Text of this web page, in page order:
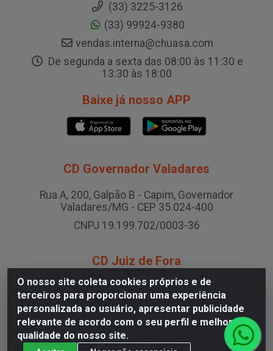
O nosso site coleta cookies próprios e de
terceiros para proporcionar uma experiência
personalizada ao usuário, apresentar publicidade
relevante de acordo com o seu perfil e melhorar a
qualidade do nosso site.
(33) 3225-3126
(33) 99924-9380
vendas.interna@chuasa.com
De segunda a sexta das 08:00 às 11:30 e
13:30 às 18:00
Baixe já nosso APP
CD Governador Valadares
Rua A, 200, Galpão B - Capim, Governador
Valadares/MG - CEP 35.024-400
CNPJ 19.199.702/0003-36
CD Juiz de Fora
Rodovia BR-040 , Nº 0, Área B2 Condominio Brasil
LOG - São Pedro, Juiz de Fora/MG
CNPJ 19.199.702/0005-06